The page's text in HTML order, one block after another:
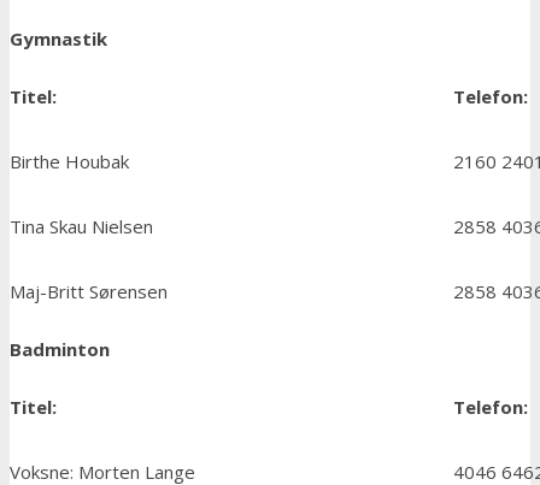
Gymnastik
Titel: Telefon:
Birthe Houbak 2160
Tina Skau Nielsen 2858
Maj-Britt Sørensen 2858
Badminton
Titel: Telefon:
Voksne: Morten Lange 4046